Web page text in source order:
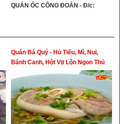
QUÁN ỐC CÔNG ĐOÀN - Đ/c:
Quán Bá Quý - Hủ Tiếu, Mì, Nui,
Bánh Canh, Hột Vịt Lộn Ngon Thủ